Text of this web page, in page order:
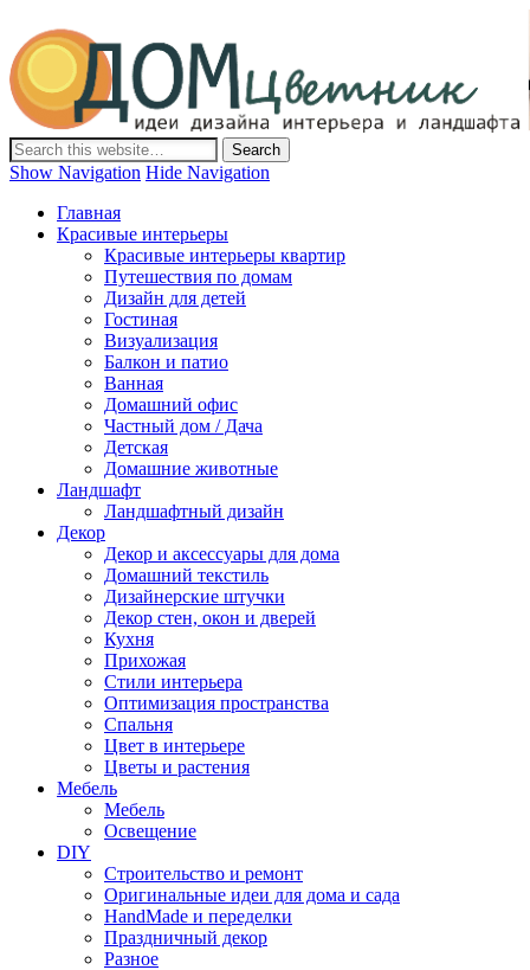
Дом-Цветник
Дизайн интерьера и ландшафта, декор и обустройство дома.
Идеи со всего мира.
Show Navigation Hide Navigation
Главная
Красивые интерьеры
Красивые интерьеры квартир
Путешествия по домам
Дизайн для детей
Гостиная
Визуализация
Балкон и патио
Ванная
Домашний офис
Частный дом / Дача
Детская
Домашние животные
Ландшафт
Ландшафтный дизайн
Декор
Декор и аксессуары для дома
Домашний текстиль
Дизайнерские штучки
Декор стен, окон и дверей
Кухня
Прихожая
Стили интерьера
Оптимизация пространства
Спальня
Цвет в интерьере
Цветы и растения
Мебель
Мебель
Освещение
DIY
Строительство и ремонт
Оригинальные идеи для дома и сада
HandMade и переделки
Праздничный декор
Разное